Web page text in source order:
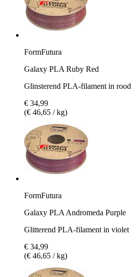
FormFutura
Galaxy PLA Ruby Red
Glinsterend PLA-filament in rood
€ 34,99
(€ 46,65 / kg)
FormFutura
Galaxy PLA Andromeda Purple
Glitterend PLA-filament in violet
€ 34,99
(€ 46,65 / kg)